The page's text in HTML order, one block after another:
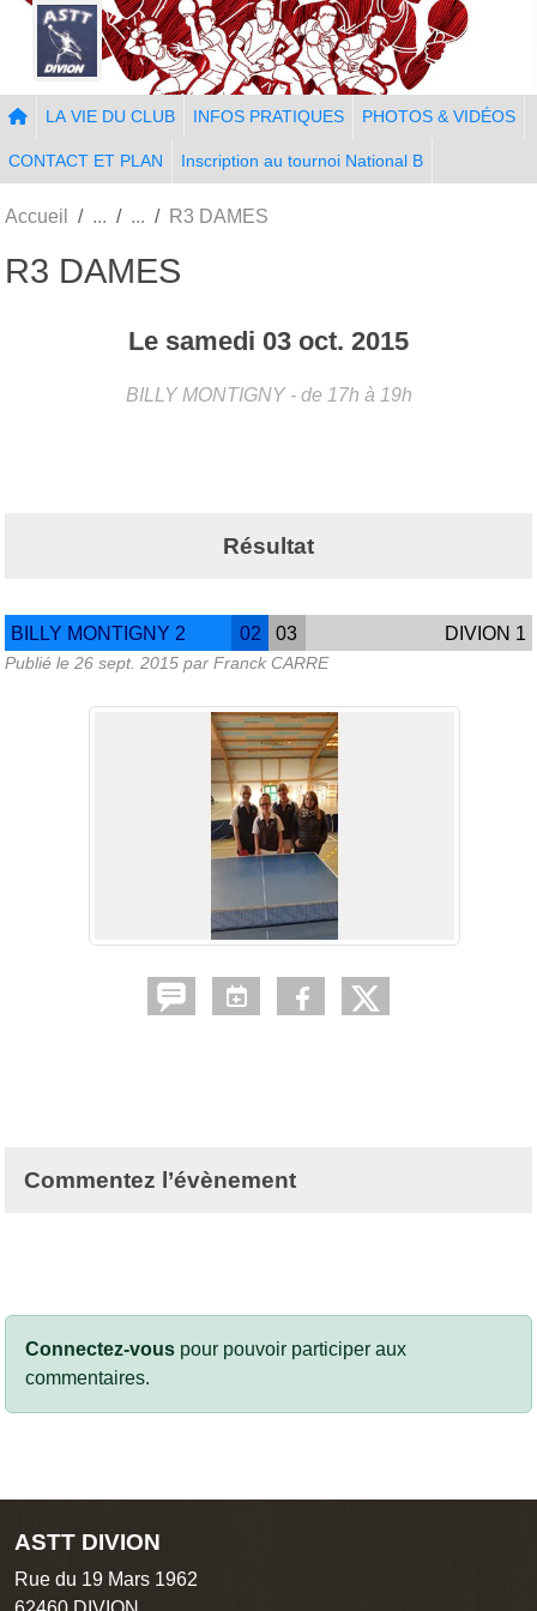
LA VIE DU CLUB INFOS PRATIQUES PHOTOS & VIDÉOS
CONTACT ET PLAN Inscription au tournoi National B
Accueil R3 DAMES
R3 DAMES
Le samedi 03 oct. 2015
BILLY MONTIGNY - de 17h à 19h
Résultat
BILLY MONTIGNY 2 02 03 DIVION 1
Publié le 26 sept. 2015 par Franck CARRE
Commentez l’évènement
Connectez-vous pour pouvoir participer aux
commentaires.
ASTT DIVION
Rue du 19 Mars 1962
Panneau de gestion des cookies